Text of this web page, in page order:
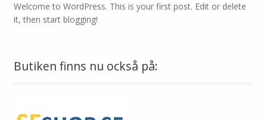
Welcome to WordPress. This is your first post. Edit or delete
it, then start blogging!
Butiken finns nu också på: